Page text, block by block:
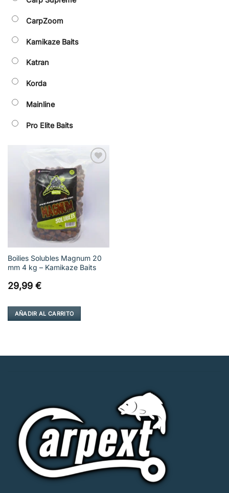
CarpZoom
Kamikaze Baits
Katran
Korda
Mainline
Pro Elite Baits
Boilies Solubles Magnum 20
mm 4 kg – Kamikaze Baits
29,99 €
AÑADIR AL CARRITO